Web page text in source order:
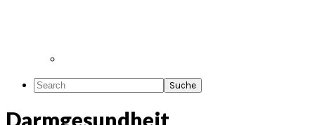
Search
Darmgesundheit